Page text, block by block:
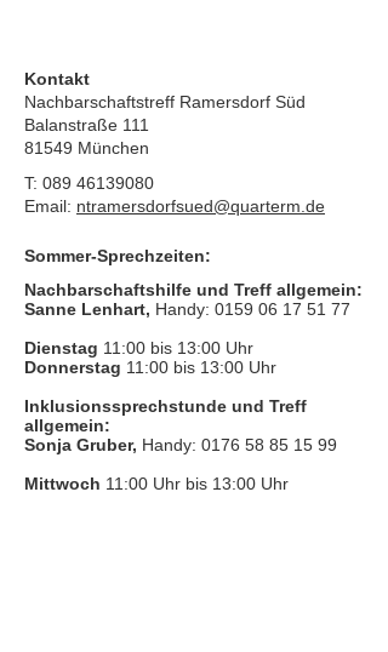
Kontakt
Nachbarschaftstreff Ramersdorf Süd
Balanstraße 111
81549 München
T: 089 46139080
Email: ntramersdorfsued@quarterm.de
Sommer-Sprechzeiten:
Nachbarschaftshilfe und Treff allgemein:
Sanne Lenhart, Handy: 0159 06 17 51 77
Dienstag 11:00 bis 13:00 Uhr
Donnerstag 11:00 bis 13:00 Uhr
Inklusionssprechstunde und Treff
allgemein:
Sonja Gruber, Handy: 0176 58 85 15 99
Mittwoch 11:00 Uhr bis 13:00 Uhr